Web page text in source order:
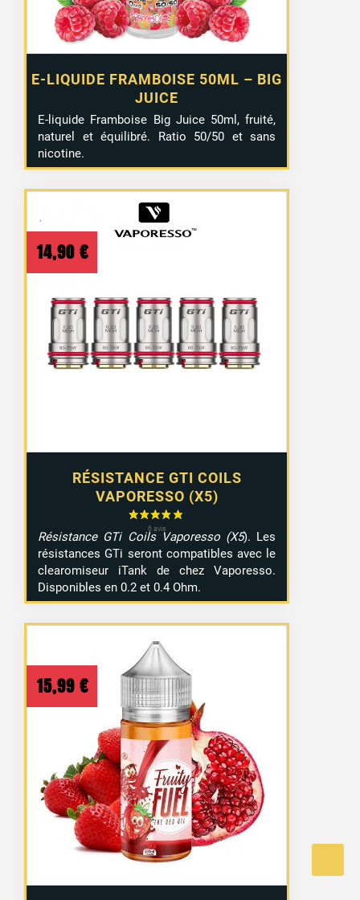
E-LIQUIDE FRAMBOISE 50ML – BIG
JUICE
E-liquide Framboise Big Juice 50ml, fruité,
naturel et équilibré. Ratio 50/50 et sans
nicotine.
RÉSISTANCE GTI COILS
VAPORESSO (X5)
14,90 €
Résistance GTi Coils Vaporesso (X5). Les
résistances GTi seront compatibles avec le
clearomiseur iTank de chez Vaporesso.
Disponibles en 0.2 et 0.4 Ohm.
15,99 €